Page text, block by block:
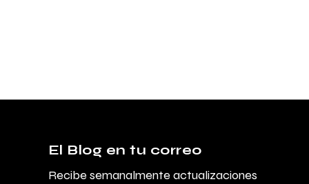
El Blog en tu correo
Recibe semanalmente actualizaciones